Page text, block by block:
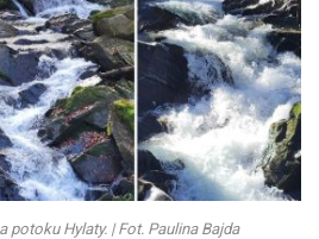
potoku Hylaty. | Fot. Paulina Bajda